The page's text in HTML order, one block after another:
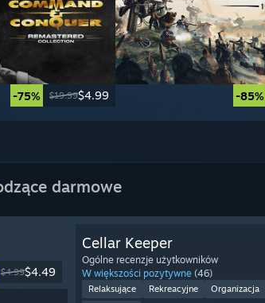
-75% $19.99$4.99 -85%
darmowe
$4.99$4.49
Cellar Keeper
Ogólne recenzje użytkowników
W większości pozytywne (46)
Relaksujące Rekreacyjne Organizacja